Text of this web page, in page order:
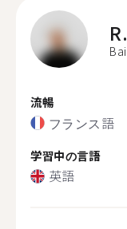
R.
流暢
フランス語
学習中の言語
英語